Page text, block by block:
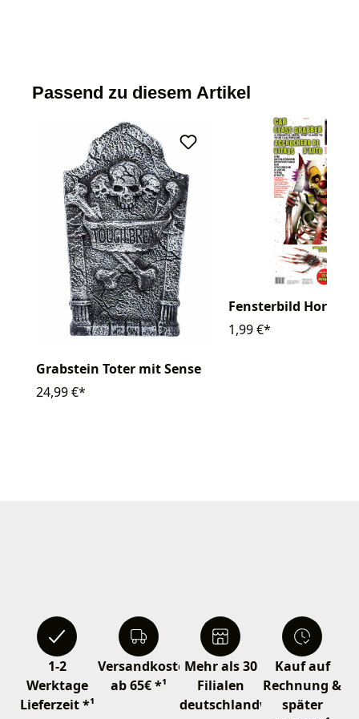
Passend zu diesem Artikel
Grabstein Toter mit Sense
24,99 €*
Fensterbild
1,99 €*
1-2
Werktage
Lieferzeit *¹
Versandkostenfrei
ab 65€ *¹
Mehr als 30
Filialen
deutschlandweit
Kauf auf
Rechnung &
später